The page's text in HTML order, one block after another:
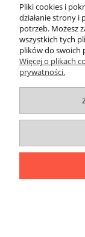
Pliki cookies i
działanie strony i
potrzeb. Możesz
wszystkich tych
plików do swoich
Więcej o plikach
prywatności.